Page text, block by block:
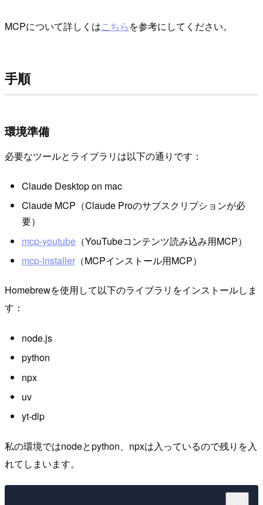
MCPについて詳しくはこちらを参考にしてください。
手順
環境準備
必要なツールとライブラリは以下の通りです：
Claude Desktop on mac
Claude MCP（Claude Proのサブスクリプションが必
要）
mcp-youtube（YouTubeコンテンツ読み込み用MCP）
mcp-installer（MCPインストール用MCP）
Homebrewを使用して以下のライブラリをインストールしま
す：
node.js
python
npx
uv
yt-dlp
私の環境ではnodeとpython、npxは入っているので残りを入
れてしまいます。